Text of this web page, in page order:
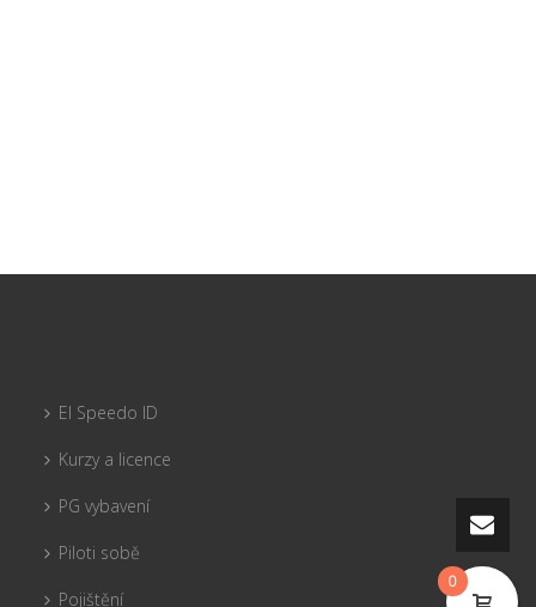
El Speedo ID
Kurzy a licence
PG vybavení
Piloti sobě
Pojištění
0